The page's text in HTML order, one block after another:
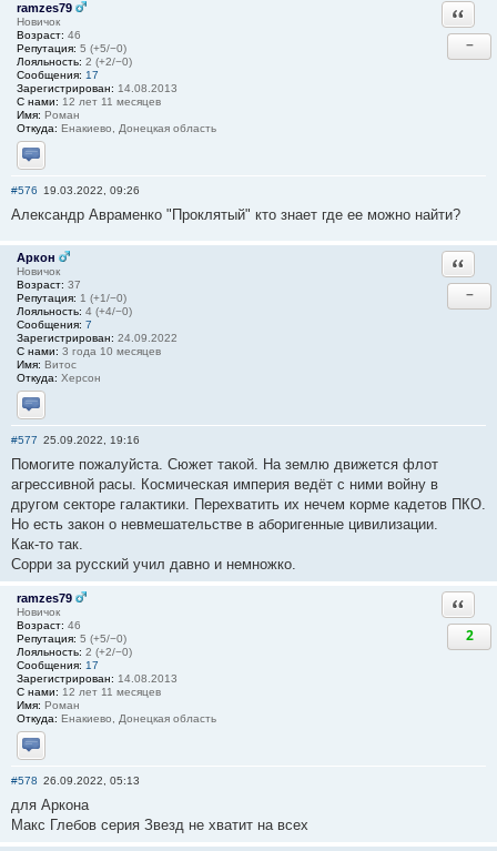
ramzes79
Новичок
Возраст: 46
Репутация: 5 (+5/−0)
Лояльность: 2 (+2/−0)
Сообщения: 17
Зарегистрирован: 14.08.2013
С нами: 12 лет 11 месяцев
Имя: Роман
Откуда: Енакиево, Донецкая область
Отправить личное сообщение
−
#576 19.03.2022, 09:26
Александр Авраменко "Проклятый" кто знает где ее можно найти?
Аркон
Новичок
Возраст: 37
Репутация: 1 (+1/−0)
Лояльность: 4 (+4/−0)
Сообщения: 7
Зарегистрирован: 24.09.2022
С нами: 3 года 10 месяцев
Имя: Витос
Откуда: Херсон
Отправить личное сообщение
−
#577 25.09.2022, 19:16
Помогите пожалуйста. Сюжет такой. На землю движется флот
агрессивной расы. Космическая империя ведёт с ними войну в
другом секторе галактики. Перехватить их нечем корме кадетов ПКО.
Но есть закон о невмешательстве в аборигенные цивилизации.
Как-то так.
Сорри за русский учил давно и немножко.
ramzes79
Новичок
Возраст: 46
Репутация: 5 (+5/−0)
Лояльность: 2 (+2/−0)
Сообщения: 17
Зарегистрирован: 14.08.2013
С нами: 12 лет 11 месяцев
Имя: Роман
Откуда: Енакиево, Донецкая область
Отправить личное сообщение
2
#578 26.09.2022, 05:13
для Аркона
Макс Глебов серия Звезд не хватит на всех